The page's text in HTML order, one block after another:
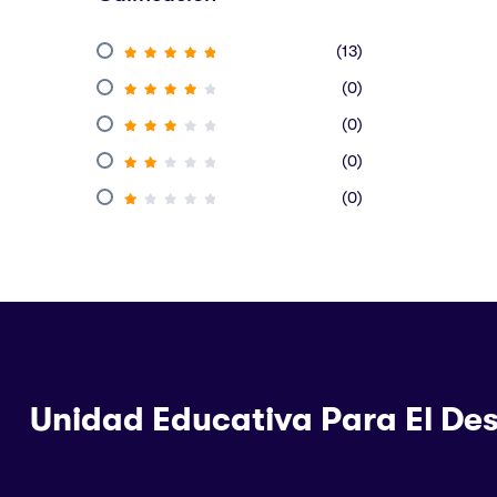
(13)
(0)
(0)
(0)
(0)
Unidad Educativa Para El